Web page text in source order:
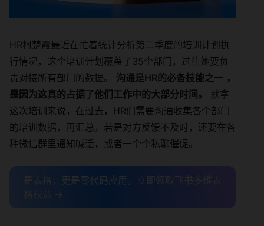
HR柯楚霞最近在忙着统计分析第二季度的培训计划执
行情况，这个培训计划覆盖了35个部门，过往她要负
责对接所有部门的数据。 沟通是HR的必备技能之一 ，
是因为这真的占据了他们工作中的大部分时间。
就拿
这次培训来说，在过去，HR们需要沟通收集各个部门
的培训数据，再汇总，若是对方反馈不及时，还要在各
种微信群里通知喊话，或者一个个私聊催促。
是表格，更是零代码应用，立即领取飞书多维表
格权益 →